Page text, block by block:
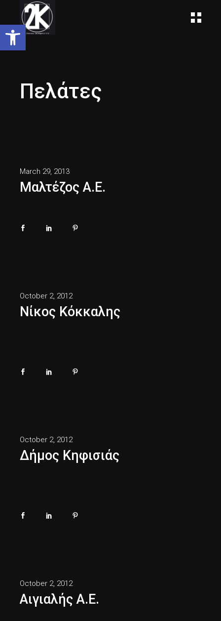
Open toolbar
Πελάτες
March 29, 2013
Μαλτέζος Α.Ε.
October 2, 2012
Νίκος Κόκκαλης
October 2, 2012
Δήμος Κηφισιάς
October 2, 2012
Αιγιαλής Α.Ε.